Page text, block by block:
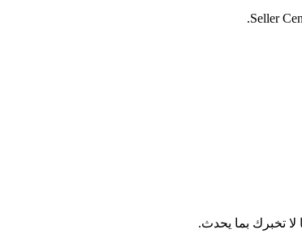
لا تخبرك بما يحدث.